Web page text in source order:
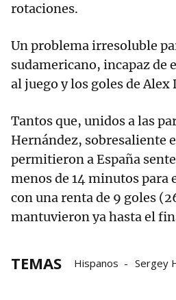
rotaciones.
Un problema irresoluble
sudamericano, incapaz de
al juego y los goles de Alex
Tantos que, unidos a las
Hernández, sobresaliente
permitieron a España
menos de 14 minutos para
con una renta de 9 goles
mantuvieron ya hasta el
TEMAS Hispanos
Sergey